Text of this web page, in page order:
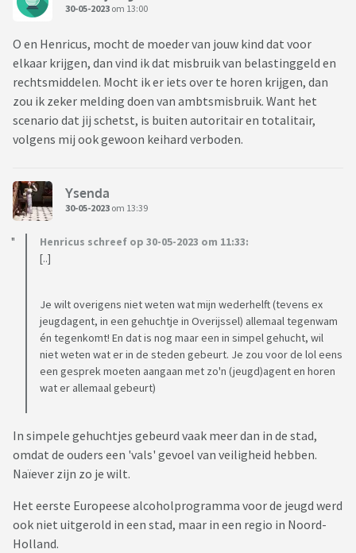
30-05-2023 om 13:00
O en Henricus, mocht de moeder van jouw kind dat voor
elkaar krijgen, dan vind ik dat misbruik van belastinggeld en
rechtsmiddelen. Mocht ik er iets over te horen krijgen, dan
zou ik zeker melding doen van ambtsmisbruik. Want het
scenario dat jij schetst, is buiten autoritair en totalitair,
volgens mij ook gewoon keihard verboden.
Ysenda
30-05-2023 om 13:39
Henricus schreef op 30-05-2023 om 11:33:
[..]
Je wilt overigens niet weten wat mijn wederhelft (tevens ex
jeugdagent, in een gehuchtje in Overijssel) allemaal tegenwam
én tegenkomt! En dat is nog maar een in simpel gehucht, wil
niet weten wat er in de steden gebeurt. Je zou voor de lol eens
een gesprek moeten aangaan met zo'n (jeugd)agent en horen
wat er allemaal gebeurt)
In simpele gehuchtjes gebeurd vaak meer dan in de stad,
omdat de ouders een 'vals' gevoel van veiligheid hebben.
Naïever zijn zo je wilt.
Het eerste Europeese alcoholprogramma voor de jeugd werd
ook niet uitgerold in een stad, maar in een regio in Noord-
Holland.